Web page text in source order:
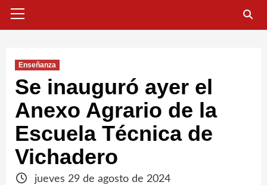
primario
Enseñanza
Se inauguró ayer el
Anexo Agrario de la
Escuela Técnica de
Vichadero
jueves 29 de agosto de 2024